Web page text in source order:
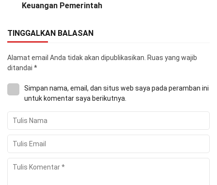
Keuangan Pemerintah
TINGGALKAN BALASAN
Alamat email Anda tidak akan dipublikasikan. Ruas yang wajib
ditandai *
Simpan nama, email, dan situs web saya pada peramban ini
untuk komentar saya berikutnya.